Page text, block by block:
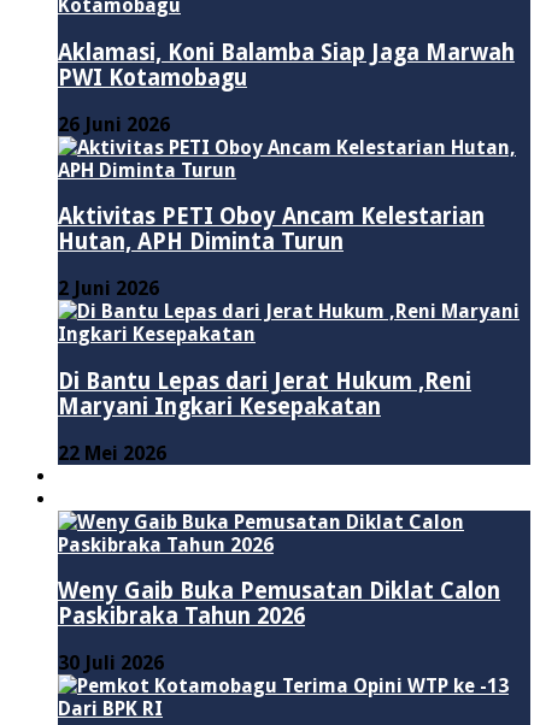
Aklamasi, Koni Balamba Siap Jaga Marwah
PWI Kotamobagu
26 Juni 2026
Aktivitas PETI Oboy Ancam Kelestarian
Hutan, APH Diminta Turun
2 Juni 2026
Di Bantu Lepas dari Jerat Hukum ,Reni
Maryani Ingkari Kesepakatan
22 Mei 2026
Weny Gaib Buka Pemusatan Diklat Calon
Paskibraka Tahun 2026
30 Juli 2026